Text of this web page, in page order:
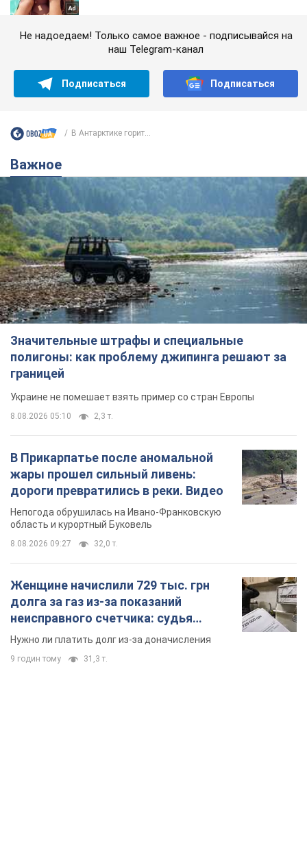
Не надоедаем! Только самое важное - подписывайся на
наш Telegram-канал
Подписаться Подписаться
В Антарктике горит...
Важное
Значительные штрафы и специальные
полигоны: как проблему джипинга решают за
границей
Украине не помешает взять пример со стран Европы
8.08.2026 05:10 2,3 т.
В Прикарпатье после аномальной
жары прошел сильный ливень:
дороги превратились в реки. Видео
Непогода обрушилась на Ивано-Франковскую
область и курортный Буковель
8.08.2026 09:27 32,0 т.
Женщине начислили 729 тыс. грн
долга за газ из-за показаний
неисправного счетчика: судья
вынес неожиданное решение
Нужно ли платить долг из-за доначисления
9 годин тому 31,3 т.